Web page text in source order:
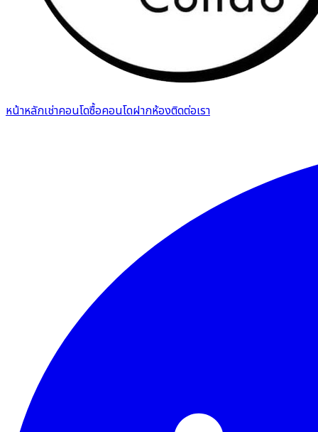
หน้าหลักเช่าคอนโดซื้อคอนโดฝากห้องติดต่อเรา